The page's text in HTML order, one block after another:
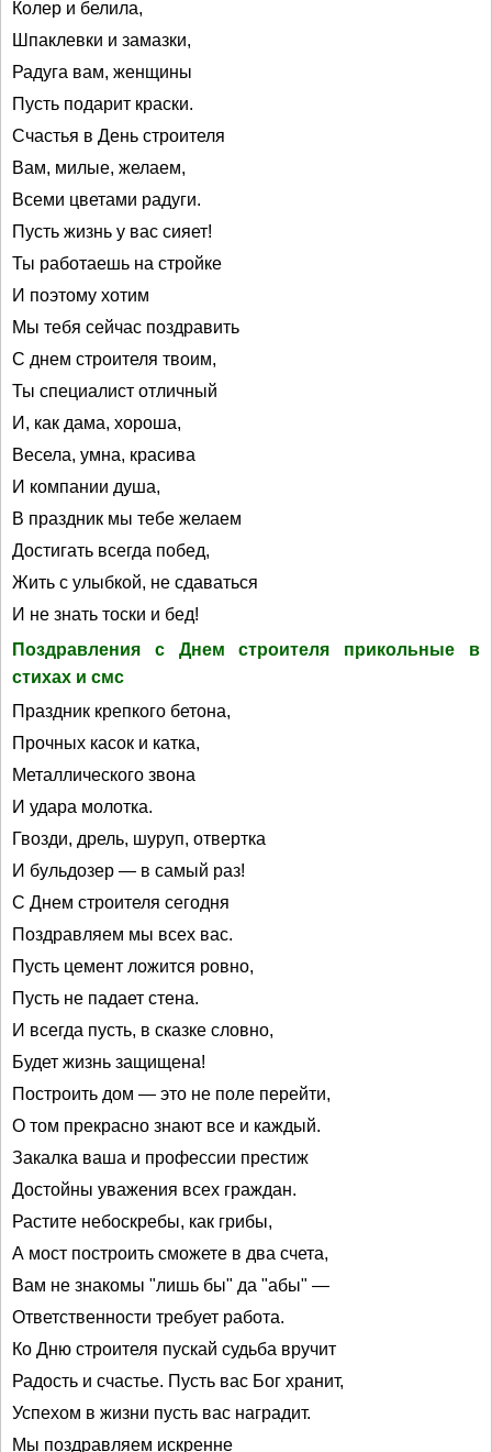
Колер и белила,
Шпаклевки и замазки,
Радуга вам, женщины
Пусть подарит краски.
Счастья в День строителя
Вам, милые, желаем,
Всеми цветами радуги.
Пусть жизнь у вас сияет!
Ты работаешь на стройке
И поэтому хотим
Мы тебя сейчас поздравить
С днем строителя твоим,
Ты специалист отличный
И, как дама, хороша,
Весела, умна, красива
И компании душа,
В праздник мы тебе желаем
Достигать всегда побед,
Жить с улыбкой, не сдаваться
И не знать тоски и бед!
Поздравления с Днем строителя прикольные в
стихах и смс
Праздник крепкого бетона,
Прочных касок и катка,
Металлического звона
И удара молотка.
Гвозди, дрель, шуруп, отвертка
И бульдозер — в самый раз!
С Днем строителя сегодня
Поздравляем мы всех вас.
Пусть цемент ложится ровно,
Пусть не падает стена.
И всегда пусть, в сказке словно,
Будет жизнь защищена!
Построить дом — это не поле перейти,
О том прекрасно знают все и каждый.
Закалка ваша и профессии престиж
Достойны уважения всех граждан.
Растите небоскребы, как грибы,
А мост построить сможете в два счета,
Вам не знакомы "лишь бы" да "абы" —
Ответственности требует работа.
Ко Дню строителя пускай судьба вручит
Радость и счастье. Пусть вас Бог хранит,
Успехом в жизни пусть вас наградит.
Мы поздравляем искренне